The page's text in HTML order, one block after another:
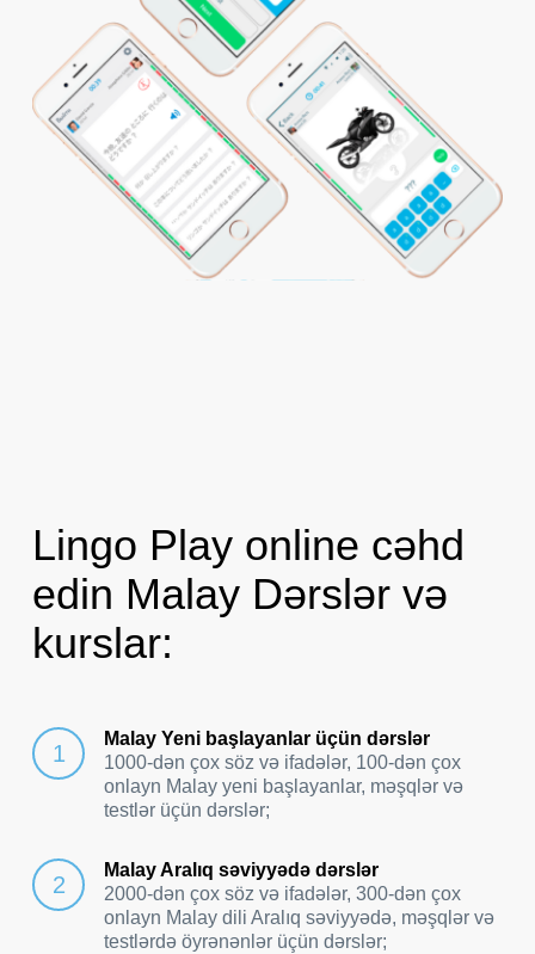
Lingo Play online cəhd
edin Malay Dərslər və
kurslar:
Malay Yeni başlayanlar üçün dərslər
1000-dən çox söz və ifadələr, 100-dən çox
onlayn Malay yeni başlayanlar, məşqlər və
testlər üçün dərslər;
Malay Aralıq səviyyədə dərslər
2000-dən çox söz və ifadələr, 300-dən çox
onlayn Malay dili Aralıq səviyyədə, məşqlər və
testlərdə öyrənənlər üçün dərslər;